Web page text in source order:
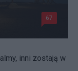
67
inni zostają w